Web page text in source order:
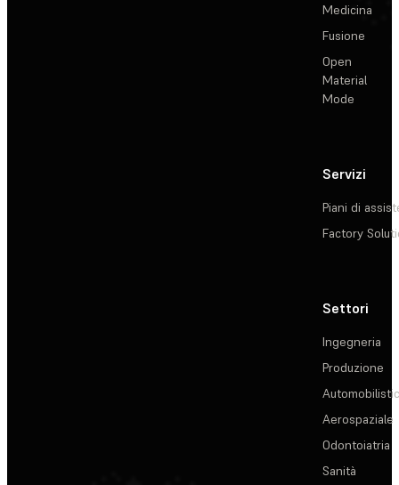
Medicina
Fusione
Open
Material
Mode
Servizi
Piani di
Factory
Settori
Ingegneria
Produzione
Aerospaziale
Odontoiatria
Sanità